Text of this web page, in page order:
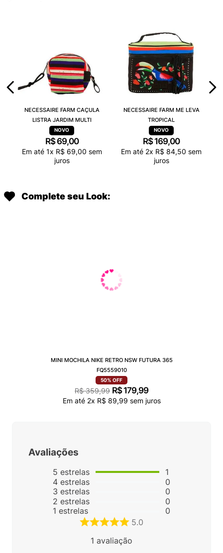
NECESSAIRE FARM CAÇULA
LISTRA JARDIM MULTI
R$ 69,00
Em até 1x R$ 69,00 sem
juros
NECESSAIRE FARM ME LEVA
TROPICAL
R$ 169,00
Em até 2x R$ 84,50 sem
juros
Complete seu Look:
MINI MOCHILA NIKE RETRO NSW FUTURA 365
FQ5559010
50% OFF
R$ 359,99 R$ 179,99
Em até 2x R$ 89,99 sem juros
Avaliações
5 estrelas
4 estrelas
3 estrelas
2 estrelas
1 estrelas
1
0
0
0
0
5.0
1 avaliação